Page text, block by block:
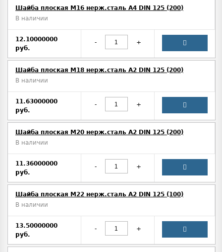
Шайба плоская М16 нерж.сталь А4 DIN 125 (200)
В наличии
12.10000000
руб.
- +
Шайба плоская М18 нерж.сталь А2 DIN 125 (200)
В наличии
11.63000000
руб.
- +
Шайба плоская М20 нерж.сталь А2 DIN 125 (200)
В наличии
11.36000000
руб.
- +
Шайба плоская М22 нерж.сталь А2 DIN 125 (100)
В наличии
13.50000000
руб.
- +